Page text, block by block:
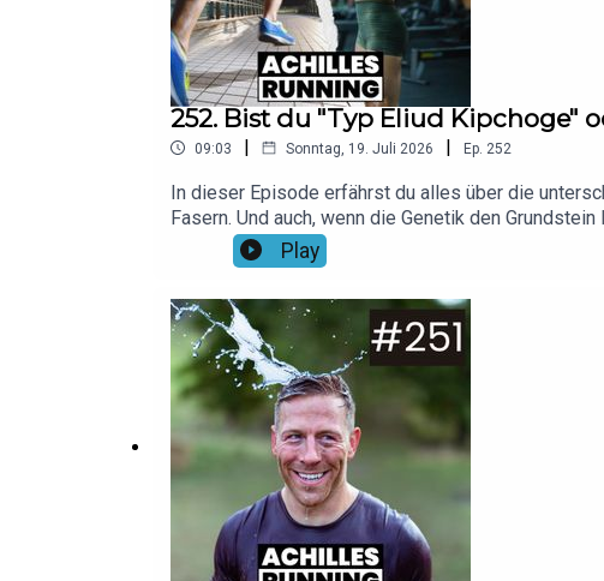
252. Bist du "Typ Eliud Kipchoge"
09:03 | Sonntag, 19. Juli 2026 | Ep. 252
In dieser Episode erfährst du alles über die
Fasern. Und auch, wenn die Genetik den
formen. Wie das klappt und wie du damit deine
Canva/ Wolf Art Pexels / Aflo ImagesMusik: No
Play